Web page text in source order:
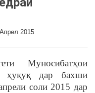
2015
Муносибатҳои
ҳуқуқ дар бахши
соли 2015 дар